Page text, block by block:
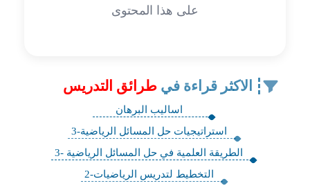
على هذا المحتوى
الاكثر قراءة في طرائق التدريس
اساليب البرهان
استراتيجيات حل المسائل الرياضية-3
الطريقة العلمية في حل المسائل الرياضية -3
التخطيط لتدريس الرياضيات-2